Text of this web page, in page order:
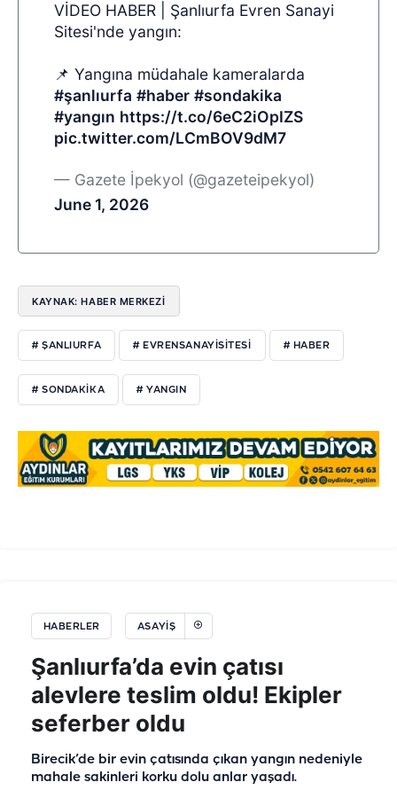
VİDEO HABER | Şanlıurfa Evren Sanayi
Sitesi'nde yangın:
📌 Yangına müdahale kameralarda
#şanlıurfa #haber #sondakika
#yangın https://t.co/6eC2iOpIZS
pic.twitter.com/LCmBOV9dM7
— Gazete İpekyol (@gazeteipekyol)
June 1, 2026
KAYNAK: HABER MERKEZI
# ŞANLIURFA # EVRENSANAYISITESI # HABER
# SONDAKIKA # YANGIN
HABERLER ASAYIŞ
Şanlıurfa’da evin çatısı
alevlere teslim oldu! Ekipler
seferber oldu
Birecik’de bir evin çatısında çıkan yangın nedeniyle
mahale sakinleri korku dolu anlar yaşadı.